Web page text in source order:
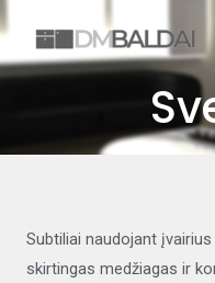
to
content
Subtiliai naudojant
skirtingas medžiagas ir